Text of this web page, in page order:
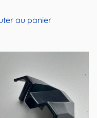
au panier